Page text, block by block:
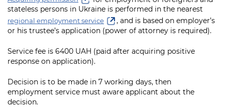
Рішення та розпорядження
Проєкти розпоряджень, що
Рішення Київради
Контактна інформація
Графік роботи та прийому громадян
Освіта та навчальні заклади
Дороги, транспорт та парковки
Навколишнє середовище міста
Культура, спорт, дозвілля
Громадська експертиза
Громадський бюджет
Консультації з громадськістю
Петиції
Інформація з обмеженим доступом
Проекти нормативно-правових та
Нормативна база
Медіагалерея
Підписатися на новини та анонси від
from the KCSA
Порядок акредитації медіа /
Accreditation process
Портал Послуг
stateless persons in Ukraine is performed in the nearest
regional employment service
, and is based on employer’s
or his trustee’s application (power of attorney is required).
Service fee is 6400 UAH (paid after acquiring positive
response on application).
Decision is to be made in 7 working days, then
employment service must aware applicant about the
decision.